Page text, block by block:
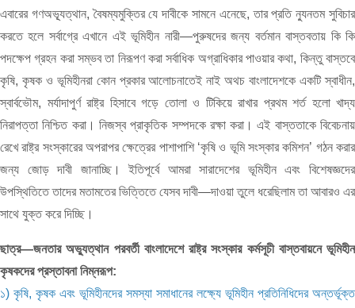
এবারের গণঅভ্যূত্থান, বৈষম্যমুক্তির যে দাবীকে সামনে এনেছে, তার প্রতি ন্যুনতম সুবিচার
করতে হলে সর্বাগ্রে এখানে এই ভূমিহীন নারী—পুরুষদের জন্য বর্তমান বাস্তবতায় কি কি
পদক্ষেপ গ্রহন করা সম্ভব তা নিরূপণ করা সর্বাধিক অগ্রাধিকার পাওয়ার কথা, কিন্তু বাস্তবে
কৃষি, কৃষক ও ভূমিহীনরা কোন প্রকার আলোচনাতেই নাই অথচ বাংলাদেশকে একটি স্বাধীন,
স্বার্বভৌম, মর্যাদাপুর্ণ রাষ্ট্র হিসাবে গড়ে তোলা ও টিকিয়ে রাখার প্রথম শর্ত হলো খাদ্য
নিরাপত্তা নিশ্চিত করা। নিজস্ব প্রাকৃতিক সম্পদকে রক্ষা করা। এই বাস্ততাকে বিবেচনায়
রেখে রাষ্ট্র সংস্কারের অপরাপর ক্ষেত্রের পাশাপাশি ‘কৃষি ও ভূমি সংস্কার কমিশন’ গঠন করার
জন্য জোড় দাবী জানাচ্ছি। ইতিপূর্বে আমরা সারাদেশের ভূমিহীন এবং বিশেষজ্ঞদের
উপস্থিতিতে তাদের মতামতের ভিত্তিতে যেসব দাবী—দাওয়া তুলে ধরেছিলাম তা আবারও এর
সাথে যুক্ত করে দিচ্ছি।
ছাত্র—জনতার অভ্যুত্থান পরবর্তী বাংলাদেশে রাষ্ট্র সংস্কার কর্মসূচী বাস্তবায়নে ভূমিহীন
কৃষকদের প্রস্তাবনা নিম্নরূপ:
১) কৃষি, কৃষক এবং ভূমিহীনদের সমস্যা সমাধানের লক্ষ্যে ভূমিহীন প্রতিনিধিদের অন্তর্ভূক্ত